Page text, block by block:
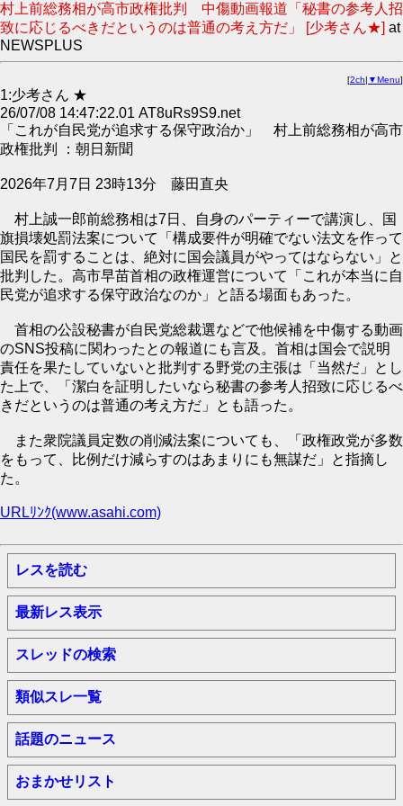
村上前総務相が高市政権批判 中傷動画報道「秘書の参考人招
致に応じるべきだというのは普通の考え方だ」 [少考さん★] at
NEWSPLUS
[2ch| ▼Menu]
1:少考さん ★
26/07/08 14:47:22.01 AT8uRs9S9.net
「これが自民党が追求する保守政治か」 村上前総務相が高市
政権批判 ：朝日新聞
2026年7月7日 23時13分 藤田直央
村上誠一郎前総務相は7日、自身のパーティーで講演し、国
旗損壊処罰法案について「構成要件が明確でない法文を作って
国民を罰することは、絶対に国会議員がやってはならない」と
批判した。高市早苗首相の政権運営について「これが本当に自
民党が追求する保守政治なのか」と語る場面もあった。
首相の公設秘書が自民党総裁選などで他候補を中傷する動画
のSNS投稿に関わったとの報道にも言及。首相は国会で説明
責任を果たしていないと批判する野党の主張は「当然だ」とし
た上で、「潔白を証明したいなら秘書の参考人招致に応じるべ
きだというのは普通の考え方だ」とも語った。
また衆院議員定数の削減法案についても、「政権政党が多数
をもって、比例だけ減らすのはあまりにも無謀だ」と指摘し
た。
URLﾘﾝｸ(www.asahi.com)
レスを読む
最新レス表示
スレッドの検索
類似スレ一覧
話題のニュース
おまかせリスト